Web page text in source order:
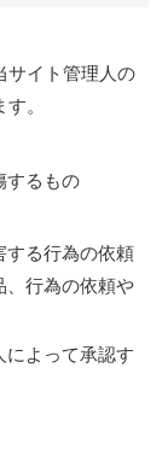
サイト管理人の
。
するもの
する行為の依頼
、行為の依頼や
によって承認す